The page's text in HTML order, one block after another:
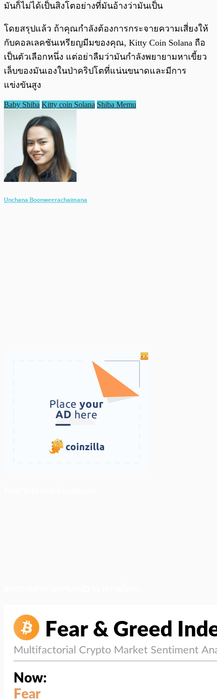
มันก็ไม่ได้เป็นสิงโตอย่างที่มันอ้างว่ามันเป็น
โดยสรุปแล้ว ถ้าคุณกำลังต้องการกระจายความเสี่ยงให้
กับคอลเลคชันเหรียญมีมของคุณ, Kitty Coin Solana ถือ
เป็นตัวเลือกหนึ่ง แต่อย่าลืมว่ามันกำลังพยายามหาเขี้ยว
เล็บของมันเองในป่าคริปโตที่แน่นขนาดและมีการ
แข่งขันสูง
Baby Shiba Kitty coin Solana Shiba Memu
Unchana Boonweerachaimana